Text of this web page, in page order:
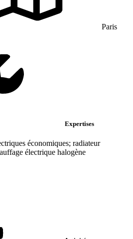
Paris
Expertises
économiques; radiateur
électrique halogène